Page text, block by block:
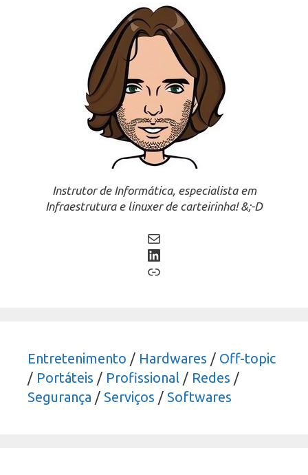
Instrutor de Informática, especialista em
Infraestrutura e linuxer de carteirinha! &;-D
Mail
LinkedIn
Link
Entretenimento / Hardwares / Off-topic
/ Portáteis / Profissional / Redes /
Segurança / Serviços / Softwares